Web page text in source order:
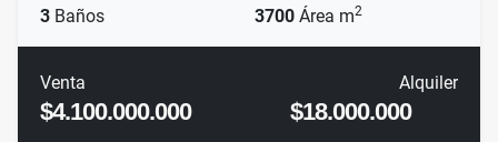
3 Baños 3700 Área m2
Venta
$4.100.000.000
Alquiler
$18.000.000